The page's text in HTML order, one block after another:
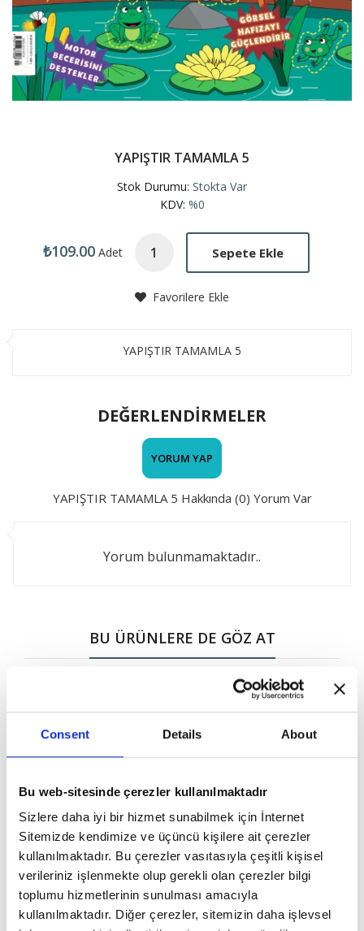
Consent Details About
Bu web-sitesinde çerezler kullanılmaktadır
Sizlere daha iyi bir hizmet sunabilmek için İnternet
Sitemizde kendimize ve üçüncü kişilere ait çerezler
kullanılmaktadır. Bu çerezler vasıtasıyla çeşitli kişisel
verileriniz işlenmekte olup gerekli olan çerezler bilgi
toplumu hizmetlerinin sunulması amacıyla
kullanılmaktadır. Diğer çerezler, sitemizin daha işlevsel
YAPIŞTIR TAMAMLA 5
Stok Durumu: Stokta Var
KDV: %0
₺109.00 Adet Sepete Ekle
Favorilere Ekle
YAPIŞTIR TAMAMLA 5
DEĞERLENDİRMELER
YORUM YAP
YAPIŞTIR TAMAMLA 5 Hakkında (0) Yorum Var
Yorum bulunmamaktadır..
BU ÜRÜNLERE DE GÖZ AT
₺75.00 ₺95.00